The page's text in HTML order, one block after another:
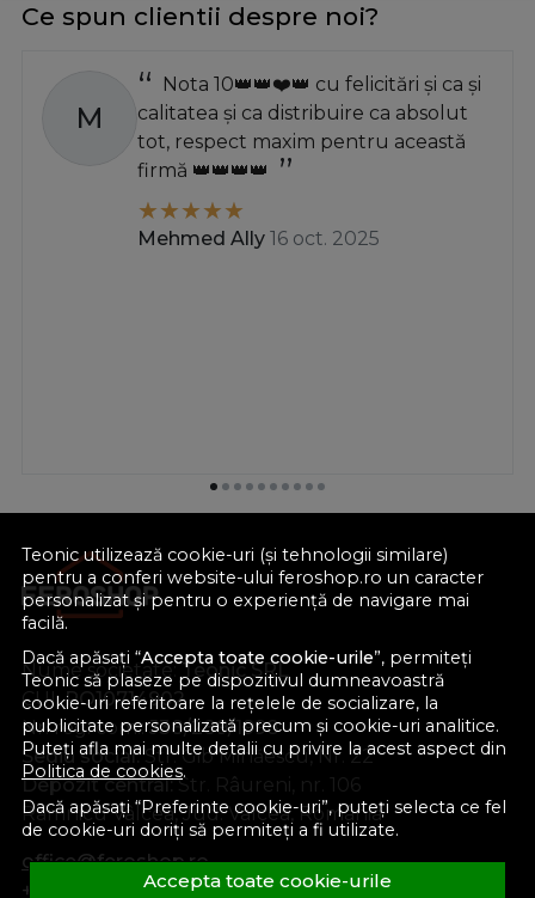
Teonic utilizează cookie-uri (și tehnologii similare)
pentru a conferi website-ului feroshop.ro un caracter
personalizat și pentru o experiență de navigare mai
facilă.
Dacă apăsați “Accepta toate cookie-urile”, permiteți
Teonic să plaseze pe dispozitivul dumneavoastră
cookie-uri referitoare la rețelele de socializare, la
publicitate personalizată precum și cookie-uri analitice.
Puteți afla mai multe detalii cu privire la acest aspect din
Politica de cookies.
Dacă apăsați “Preferinte cookie-uri”, puteți selecta ce fel
de cookie-uri doriți să permiteți a fi utilizate.
Accepta toate cookie-urile
Ce spun clientii despre noi?
M
Nota 10👑👑❤️👑 cu felicitări și ca și
calitatea și ca distribuire ca absolut
tot, respect maxim pentru această
firmă 👑👑👑👑
Mehmed Ally 16 oct. 2025
Nume societate:Teonic SRL
CUI:RO10714902
Nr. reg. com.:J38/289/1998
Sediu social:Str. Gib Mihăescu, Nr. 22
Depozit central:Str. Râureni, nr. 106
Râmnicu Vâlcea, Jud. Vâlcea, România
office@feroshop.ro
+40 311 100 277